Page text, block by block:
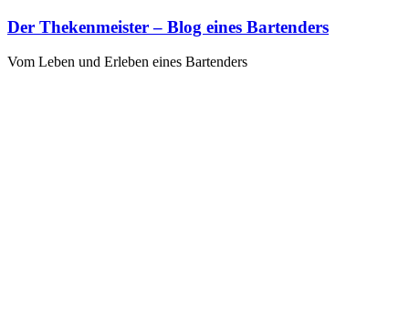
Zum
springen
Der Thekenmeister – Blog eines Bartenders
Vom Leben und Erleben eines Bartenders